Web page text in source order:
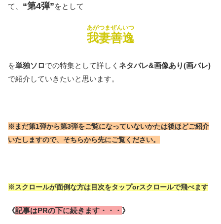
て、 “第4弾”をとして
我妻善逸
あがつまぜんいつ
を単独ソロでの特集として詳しく ネタバレ&画像あり(画バレ)
で紹介していきたいと思います。
※まだ第1弾から第3弾をご覧になっていないかたは後ほどご紹介
いたしますので、そちらから先にご覧ください。
※スクロールが面倒な方は目次をタップorスクロールで飛べます
《記事はPRの下に続きます・・・ 》